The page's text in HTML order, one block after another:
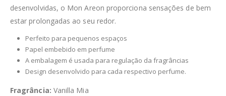
desenvolvidas, o Mon Areon proporciona sensações de bem
estar prolongadas ao seu redor.
Perfeito para pequenos espaços
Papel embebido em perfume
A embalagem é usada para regulação da fragrâncias
Design desenvolvido para cada respectivo perfume.
Fragrância: Vanilla Mia